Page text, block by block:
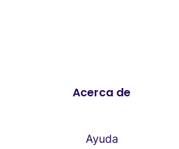
Acerca de
Ayuda